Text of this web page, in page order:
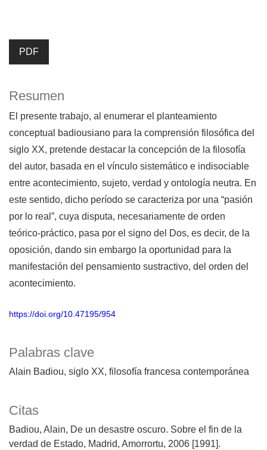
PDF
Palabras clave
Alain Badiou siglo XX filosofía francesa contemporánea
Resumen
El presente trabajo, al enumerar el planteamiento
conceptual badiousiano para la comprensión filosófica del
siglo XX, pretende destacar la concepción de la filosofía
del autor, basada en el vínculo sistemático e indisociable
entre acontecimiento, sujeto, verdad y ontología neutra. En
este sentido, dicho período se caracteriza por una “pasión
por lo real”, cuya disputa, necesariamente de orden
teórico-práctico, pasa por el signo del Dos, es decir, de la
oposición, dando sin embargo la oportunidad para la
manifestación del pensamiento sustractivo, del orden del
acontecimiento.
https://doi.org/10.47195/954
Citas
Badiou, Alain, De un desastre oscuro. Sobre el fin de la
verdad de Estado, Madrid, Amorrortu, 2006 [1991].